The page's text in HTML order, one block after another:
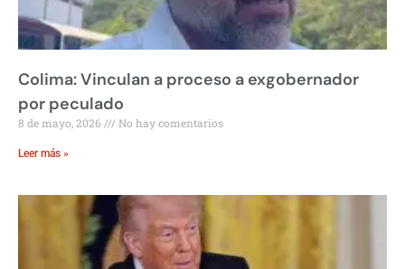
Colima: Vinculan a proceso a exgobernador
por peculado
8 de mayo, 2026 No hay comentarios
Leer más »